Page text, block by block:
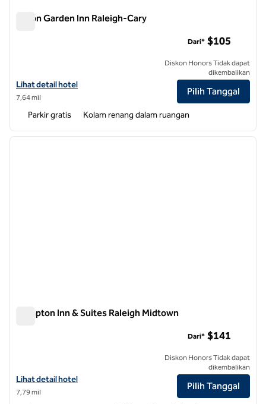
Hilton Garden Inn Raleigh-Cary
Lihat detail hotel untuk Hilton Garden Inn Raleigh-Cary
Lihat detail hotel
7,64 mil
Dari* $105
Diskon Honors Tidak dapat
dikembalikan
Pilih Tanggal
Parkir gratis Kolam renang dalam ruangan
1 dari 12
Hampton Inn & Suites Raleigh Midtown
Lihat detail hotel untuk Hampton Inn & Suites Raleigh Midtown
Lihat detail hotel
7,79 mil
Dari* $141
Diskon Honors Tidak dapat
dikembalikan
Pilih Tanggal